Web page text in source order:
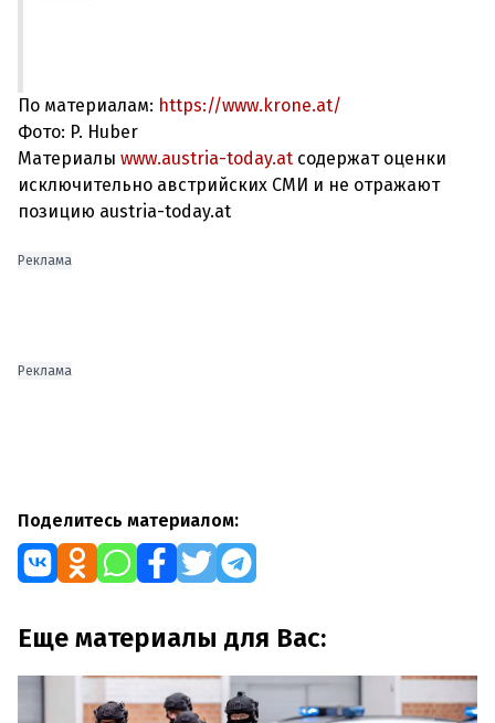
По материалам: https://www.krone.at/
Фото: P. Huber
Материалы www.austria-today.at содержат оценки
исключительно австрийских СМИ и не отражают
позицию austria-today.at
Реклама
Реклама
Поделитесь материалом:
Еще материалы для Вас: